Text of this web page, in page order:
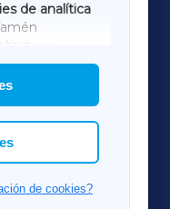
de analítica
a elección das
de cookies?